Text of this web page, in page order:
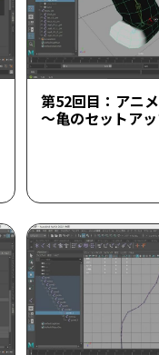
第52回目：アニ
～亀のセットア